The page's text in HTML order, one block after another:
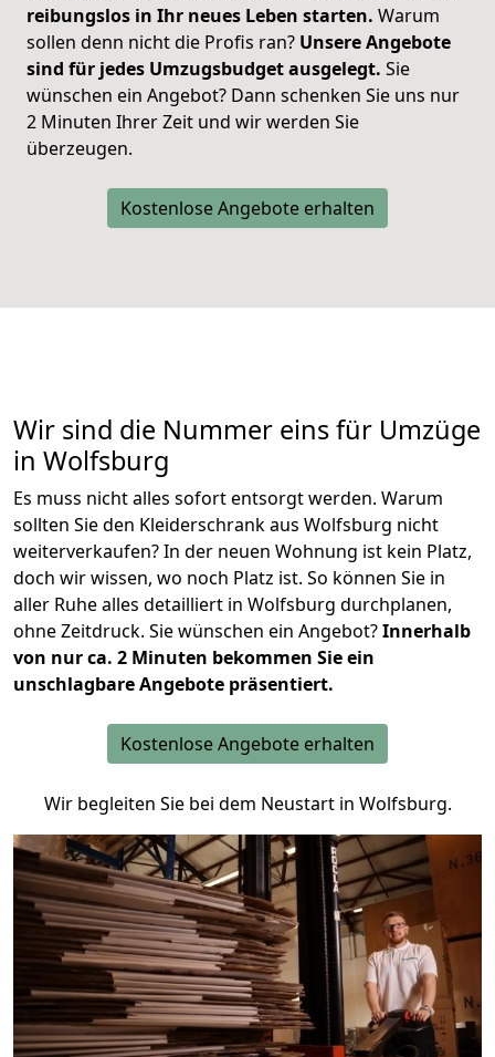
reibungslos in Ihr neues Leben starten. Warum
sollen denn nicht die Profis ran? Unsere Angebote
sind für jedes Umzugsbudget ausgelegt. Sie
wünschen ein Angebot? Dann schenken Sie uns nur
2 Minuten Ihrer Zeit und wir werden Sie
überzeugen.
Kostenlose Angebote erhalten
Wir sind die Nummer eins für Umzüge
in Wolfsburg
Es muss nicht alles sofort entsorgt werden. Warum
sollten Sie den Kleiderschrank aus Wolfsburg nicht
weiterverkaufen? In der neuen Wohnung ist kein Platz,
doch wir wissen, wo noch Platz ist. So können Sie in
aller Ruhe alles detailliert in Wolfsburg durchplanen,
ohne Zeitdruck. Sie wünschen ein Angebot?Innerhalb
von nur ca. 2 Minuten bekommen Sie ein
unschlagbare Angebote präsentiert.
Kostenlose Angebote erhalten
Wir begleiten Sie bei dem Neustart in Wolfsburg.